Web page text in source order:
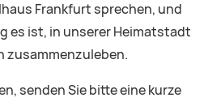
Frankfurt sprechen, und
es ist, in unserer Heimatstadt
zusammenzuleben.
senden Sie bitte eine kurze